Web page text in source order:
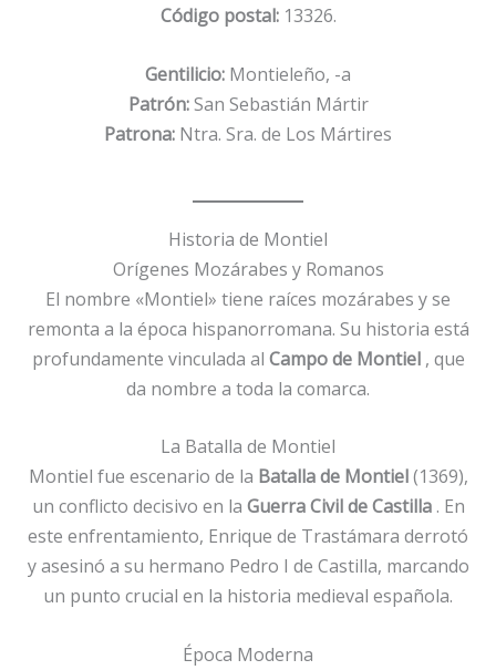
Código postal:13326.
Gentilicio: Montieleño, -a
Patrón:San Sebastián Mártir
Patrona: Ntra. Sra. de Los Mártires
Historia de Montiel
Orígenes Mozárabes y Romanos
El nombre «Montiel» tiene raíces mozárabes y se
remonta a la época hispanorromana. Su historia está
profundamente vinculada al Campo de Montiel, que
da nombre a toda la comarca.
La Batalla de Montiel
Montiel fue escenario de la Batalla de Montiel(1369),
un conflicto decisivo en la Guerra Civil de Castilla. En
este enfrentamiento, Enrique de Trastámara derrotó
y asesinó a su hermano Pedro I de Castilla, marcando
un punto crucial en la historia medieval española.
Época Moderna